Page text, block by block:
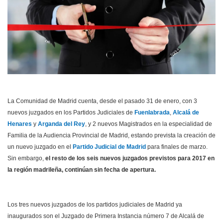
La Comunidad de Madrid cuenta, desde el pasado 31 de enero, con 3
nuevos juzgados en los Partidos Judiciales de Fuenlabrada, Alcalá de
Henares y Arganda del Rey, y 2 nuevos Magistrados en la especialidad de
Familia de la Audiencia Provincial de Madrid, estando prevista la creación de
un nuevo juzgado en el
Partido Judicial de Madrid para finales de marzo.
Sin embargo, el resto de los seis nuevos juzgados previstos para 2017 en
la región madrileña, continúan sin fecha de apertura.
Los tres nuevos juzgados de los partidos judiciales de Madrid ya
inaugurados son el Juzgado de Primera Instancia número 7 de Alcalá de